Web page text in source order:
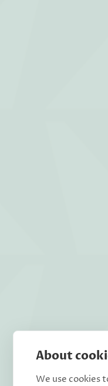
About
We use cookies